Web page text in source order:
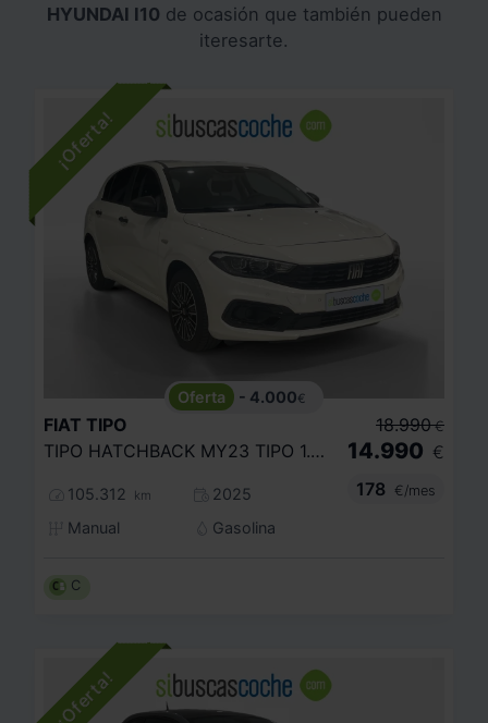
HYUNDAI I10 de ocasión que también pueden
iteresarte.
- 4.000€
FIAT TIPO
TIPO HATCHBACK MY23 TIPO 1.0 GSE 73KW (100CV)
105.312 km
2025
Manual
Gasolina
18.990 €
14.990 €
178
€/mes
C